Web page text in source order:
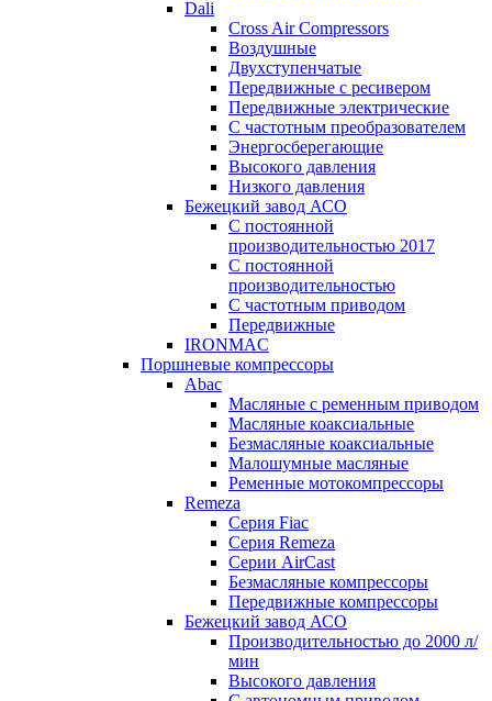
Dali
Cross Air Compressors
Воздушные
Двухступенчатые
Передвижные с ресивером
Передвижные электрические
С частотным преобразователем
Энергосберегающие
Высокого давления
Низкого давления
Бежецкий завод АСО
C постоянной
производительностью 2017
C постоянной
производительностью
С частотным приводом
Передвижные
IRONMAC
Поршневые компрессоры
Abac
Масляные с ременным приводом
Маcляные коаксиальные
Безмаcляные коаксиальные
Малошумные масляные
Ременные мотокомпрессоры
Remeza
Серия Fiac
Серия Remeza
Серии AirCast
Безмасляные компрессоры
Передвижные компрессоры
Бежецкий завод АСО
Производительностью до 2000 л/
мин
Высокого давления